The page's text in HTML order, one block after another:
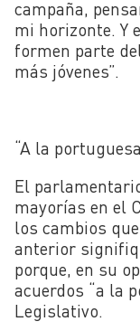
campaña,
mi horizonte. Y
formen parte
más jóvenes”.
“A la
El
mayorías en el
los cambios
anterior
porque, en su
acuerdos “a la
Legislativo.